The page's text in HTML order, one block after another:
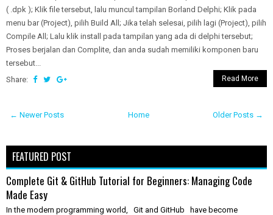
( .dpk ); Klik file tersebut, lalu muncul tampilan Borland Delphi; Klik pada
menu bar (Project), pilih Build All; Jika telah selesai, pilih lagi (Project), pilih
Compile All; Lalu klik install pada tampilan yang ada di delphi tersebut;
Proses berjalan dan Complite, dan anda sudah memiliki komponen baru
tersebut...
Share:
Read More
← Newer Posts Older Posts →
Home
FEATURED POST
Complete Git & GitHub Tutorial for Beginners: Managing Code
Made Easy
In the modern programming world, Git and GitHub have become